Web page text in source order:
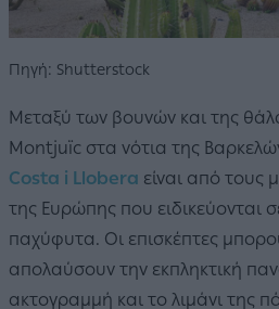
Πηγή: Shutterstock
Μεταξύ των βουνών και της
Montjuïc στα νότια της
Costa i Llobera είναι από τους
της Ευρώπης που ειδικεύονται
παχύφυτα. Οι επισκέπτες
απολαύσουν την εκπληκτική
ακτογραμμή και το λιμάνι της